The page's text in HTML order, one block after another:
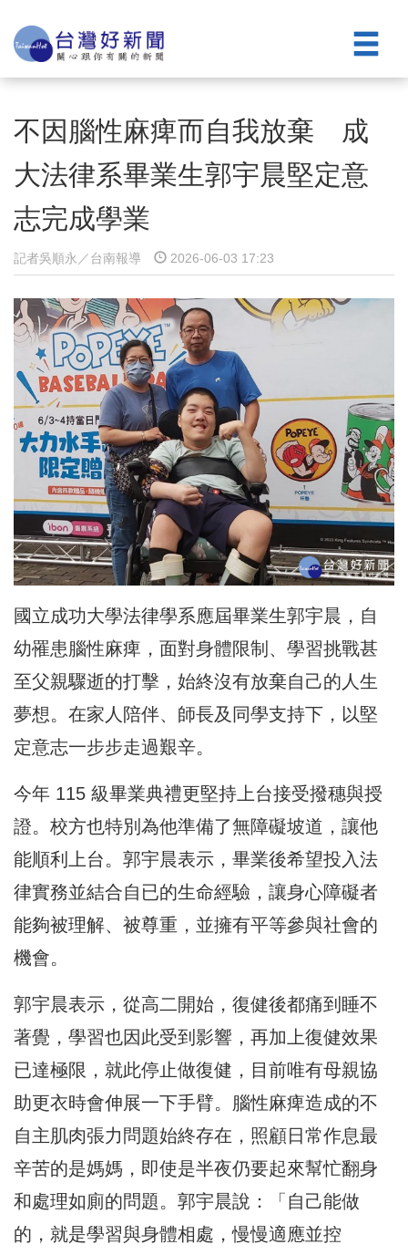
不因腦性麻痺而自我放棄 成
大法律系畢業生郭宇晨堅定意
志完成學業
記者吳順永／台南報導 2026-06-03 17:23
國立成功大學法律學系應屆畢業生郭宇晨，自
幼罹患腦性麻痺，面對身體限制、學習挑戰甚
至父親驟逝的打擊，始終沒有放棄自己的人生
夢想。在家人陪伴、師長及同學支持下，以堅
定意志一步步走過艱辛。
今年 115 級畢業典禮更堅持上台接受撥穗與授
證。校方也特別為他準備了無障礙坡道，讓他
能順利上台。郭宇晨表示，畢業後希望投入法
律實務並結合自已的生命經驗，讓身心障礙者
能夠被理解、被尊重，並擁有平等參與社會的
機會。
郭宇晨表示，從高二開始，復健後都痛到睡不
著覺，學習也因此受到影響，再加上復健效果
已達極限，就此停止做復健，目前唯有母親協
助更衣時會伸展一下手臂。腦性麻痺造成的不
自主肌肉張力問題始終存在，照顧日常作息最
辛苦的是媽媽，即使是半夜仍要起來幫忙翻身
和處理如廁的問題。郭宇晨說：「自己能做
的，就是學習與身體相處，慢慢適應並控